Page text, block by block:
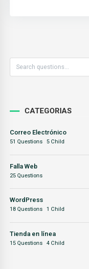
CATEGORIAS
Correo Electrónico
51 Questions 5 Child
Falla Web
25 Questions
WordPress
18 Questions 1 Child
Tienda en línea
15 Questions 4 Child